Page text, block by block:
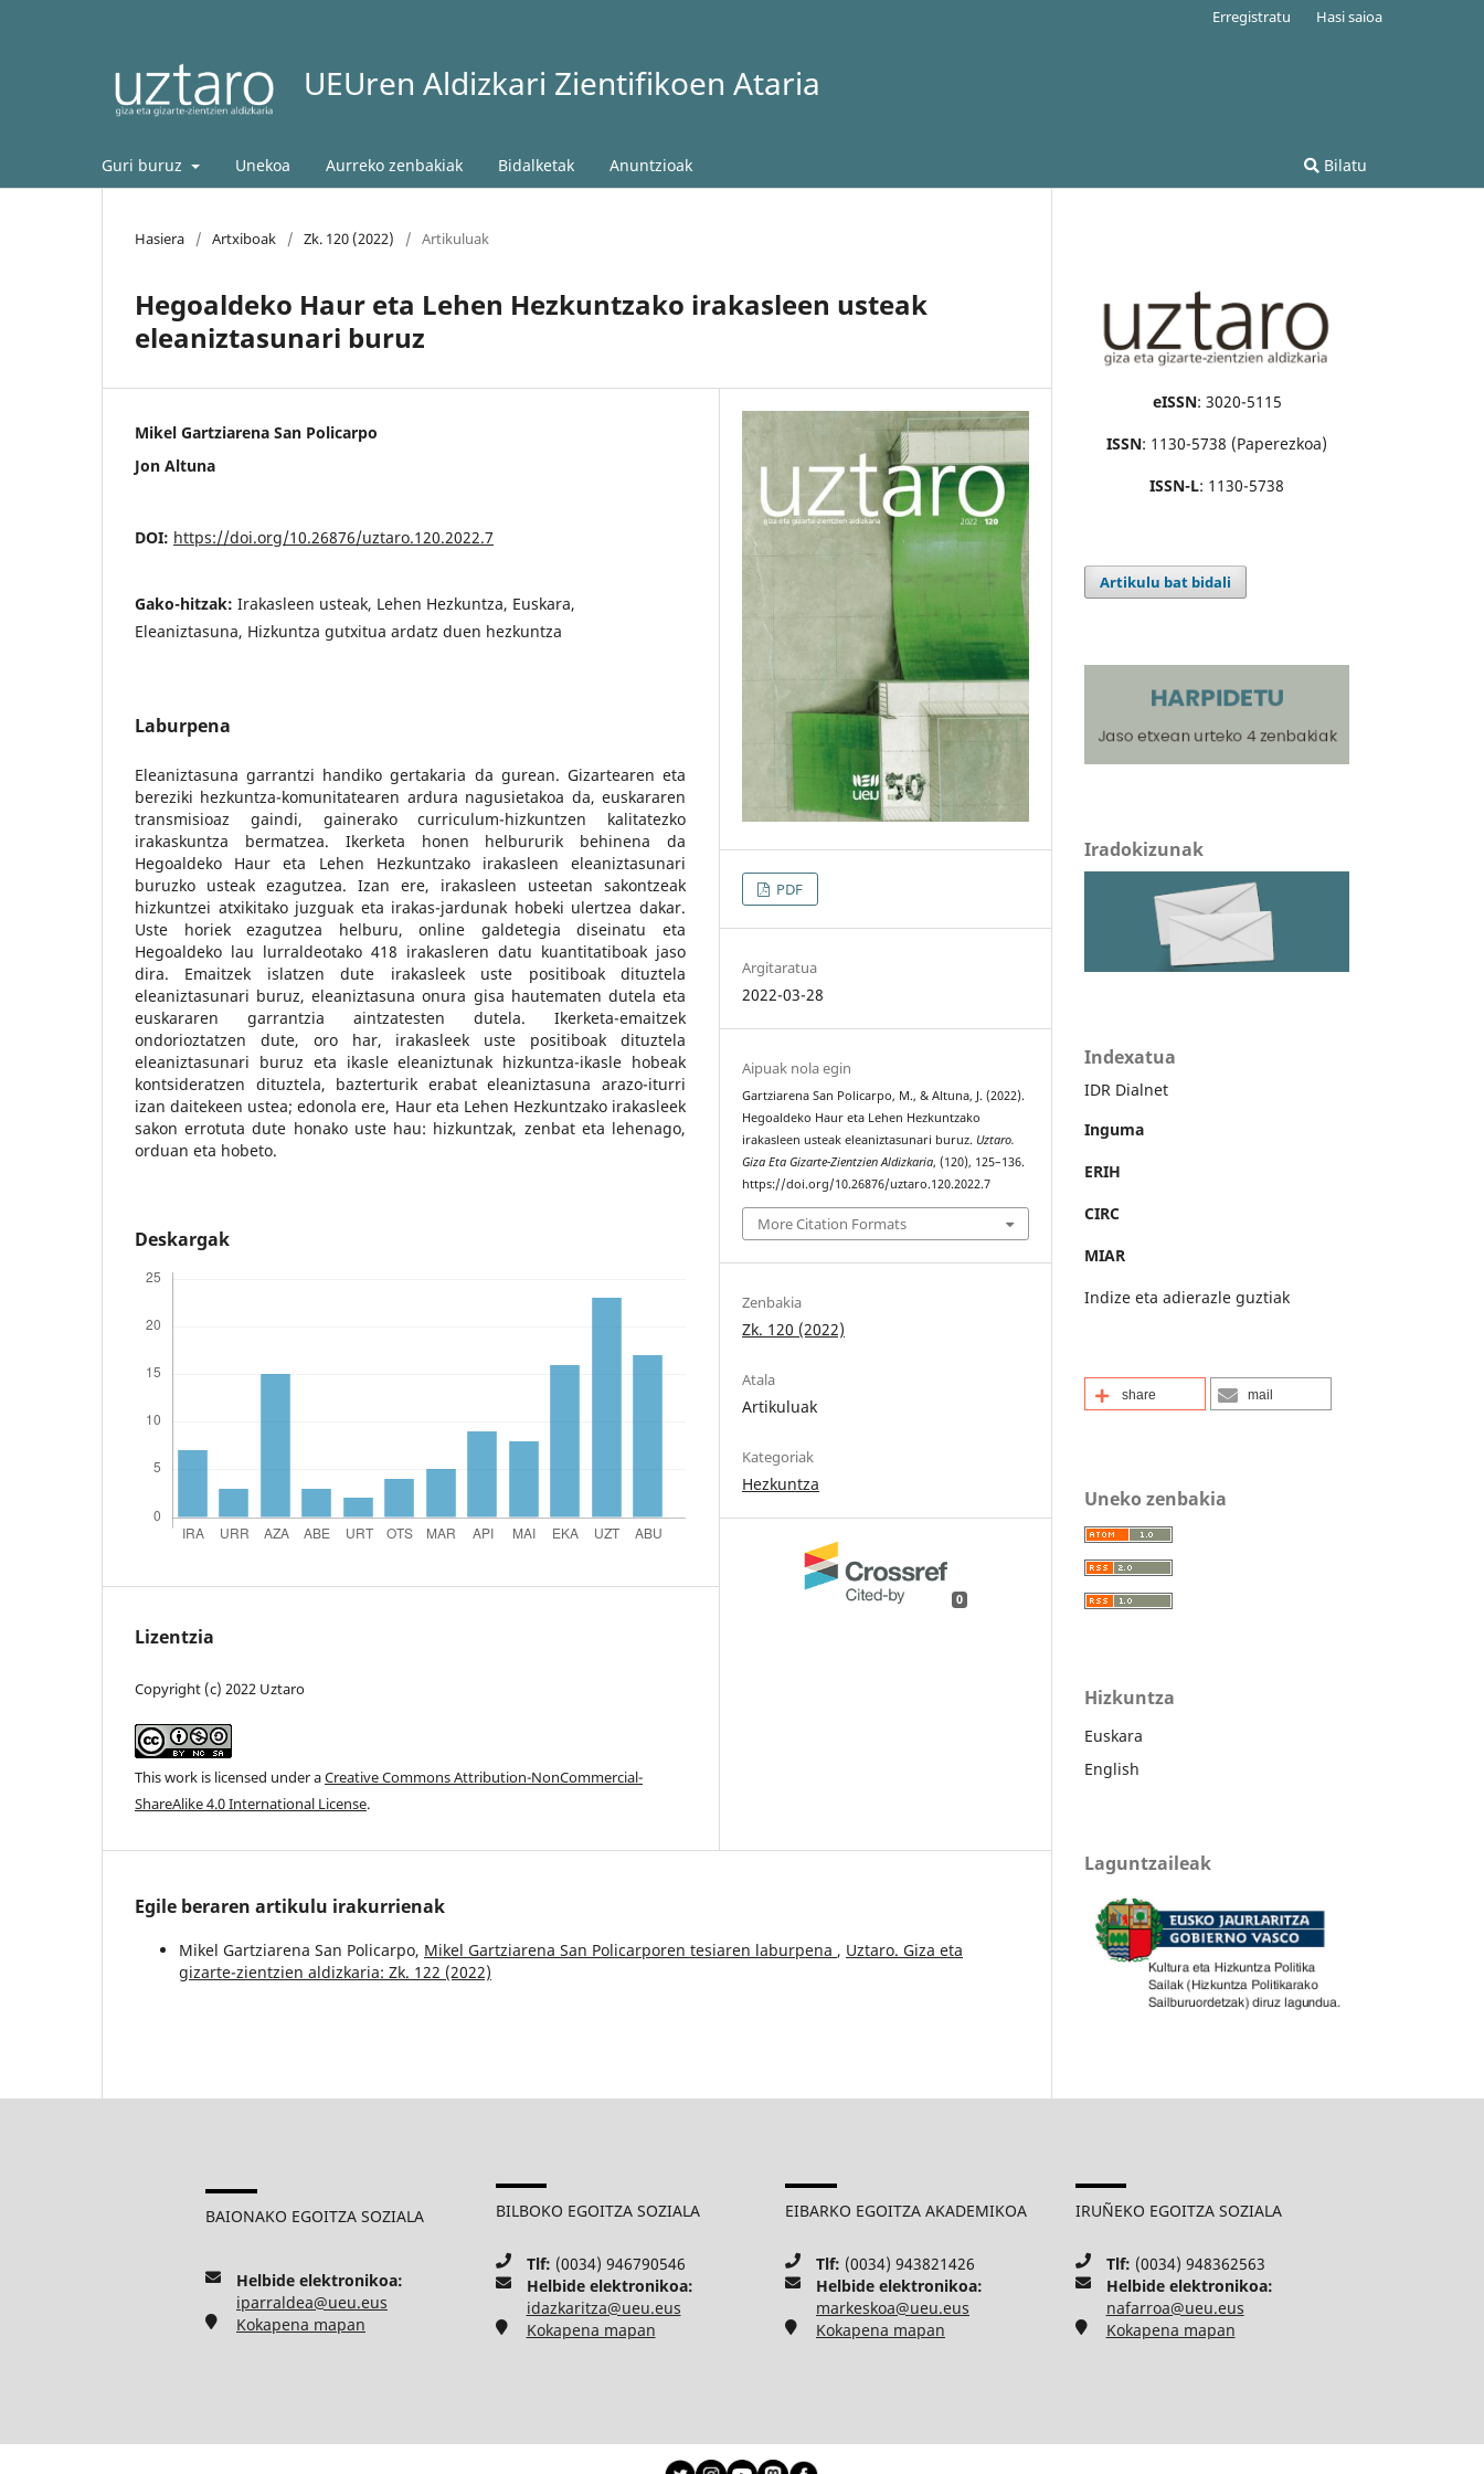
UEUren Aldizkari Zientifikoen Ataria
Guri buruz Unekoa Aurreko zenbakiak Bidalketak Anuntzioak Bilatu
Erregistratu Hasi saioa
Hasiera / Artxiboak / Zk. 120 (2022) / Artikuluak
Hegoaldeko Haur eta Lehen Hezkuntzako irakasleen usteak
eleaniztasunari buruz
Mikel Gartziarena San Policarpo
Jon Altuna
DOI: https://doi.org/10.26876/uztaro.120.2022.7
Gako-hitzak: Irakasleen usteak, Lehen Hezkuntza, Euskara,
Eleaniztasuna, Hizkuntza gutxitua ardatz duen hezkuntza
Laburpena
Eleaniztasuna garrantzi handiko gertakaria da gurean. Gizartearen eta
bereziki hezkuntza-komunitatearen ardura nagusietakoa da, euskararen
transmisioaz gaindi, gainerako curriculum-hizkuntzen kalitatezko
irakaskuntza bermatzea. Ikerketa honen helbururik behinena da
Hegoaldeko Haur eta Lehen Hezkuntzako irakasleen eleaniztasunari
buruzko usteak ezagutzea. Izan ere, irakasleen usteetan sakontzeak
hizkuntzei atxikitako juzguak eta irakas-jardunak hobeki ulertzea dakar.
Uste horiek ezagutzea helburu, online galdetegia diseinatu eta
Hegoaldeko lau lurraldeotako 418 irakasleren datu kuantitatiboak jaso
dira. Emaitzek islatzen dute irakasleek uste positiboak dituztela
eleaniztasunari buruz, eleaniztasuna onura gisa hautematen dutela eta
euskararen garrantzia aintzatesten dutela. Ikerketa-emaitzek
ondorioztatzen dute, oro har, irakasleek uste positiboak dituztela
eleaniztasunari buruz eta ikasle eleaniztunak hizkuntza-ikasle hobeak
kontsideratzen dituztela, bazterturik erabat eleaniztasuna arazo-iturri
izan daitekeen ustea; edonola ere, Haur eta Lehen Hezkuntzako irakasleek
sakon errotuta dute honako uste hau: hizkuntzak, zenbat eta lehenago,
orduan eta hobeto.
Deskargak
Lizentzia
Copyright (c) 2022 Uztaro
This work is licensed under aCreative Commons Attribution-NonCommercial-
ShareAlike 4.0 International License.
PDF
Argitaratua
2022-03-28
Aipuak nola egin
Gartziarena San Policarpo, M., & Altuna, J. (2022).
Hegoaldeko Haur eta Lehen Hezkuntzako
irakasleen usteak eleaniztasunari buruz. Uztaro.
Giza Eta Gizarte-Zientzien Aldizkaria, (120), 125–136.
https://doi.org/10.26876/uztaro.120.2022.7
More Citation Formats
Zenbakia
Zk. 120 (2022)
Atala
Artikuluak
Kategoriak
Hezkuntza
0
Egile beraren artikulu irakurrienak
Mikel Gartziarena San Policarpo, Mikel Gartziarena San Policarporen tesiaren laburpena , Uztaro. Giza eta
gizarte-zientzien aldizkaria: Zk. 122 (2022)
eISSN: 3020-5115
ISSN: 1130-5738 (Paperezkoa)
ISSN-L: 1130-5738
Artikulu bat bidali
Iradokizunak
Indexatua
IDR Dialnet
Inguma
ERIH
CIRC
MIAR
Indize eta adierazle guztiak
share mail
Uneko zenbakia
Hizkuntza
Euskara
English
Laguntzaileak
BAIONAKO EGOITZA SOZIALA
Helbide elektronikoa:
iparraldea@ueu.eus
Kokapena mapan
BILBOKO EGOITZA SOZIALA
Tlf: (0034) 946790546
Helbide elektronikoa:
idazkaritza@ueu.eus
Kokapena mapan
EIBARKO EGOITZA AKADEMIKOA
Tlf: (0034) 943821426
Helbide elektronikoa:
markeskoa@ueu.eus
Kokapena mapan
IRUÑEKO EGOITZA SOZIALA
Tlf: (0034) 948362563
Helbide elektronikoa:
nafarroa@ueu.eus
Kokapena mapan